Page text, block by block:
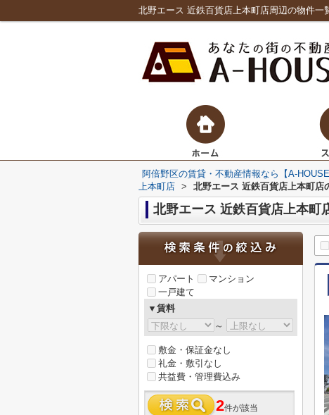
阿倍野区の賃貸・不動産情報なら【A-
上本町店 > 北野エース 近鉄百貨店上本町店
北野エース 近鉄百貨店上本町
アパート
マンション
一戸建て
▼賃料
～
敷金・保証金なし
礼金・敷引なし
共益費・管理費込み
2件が該当